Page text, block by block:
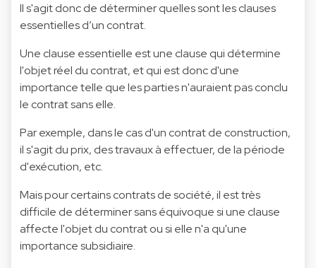
Il s'agit donc de déterminer quelles sont les clauses
essentielles d’un contrat.
Une clause essentielle est une clause qui détermine
l'objet réel du contrat, et qui est donc d'une
importance telle que les parties n'auraient pas conclu
le contrat sans elle.
Par exemple, dans le cas d'un contrat de construction,
il s'agit du prix, des travaux à effectuer, de la période
d'exécution, etc.
Mais pour certains contrats de société, il est très
difficile de déterminer sans équivoque si une clause
affecte l'objet du contrat ou si elle n'a qu'une
importance subsidiaire.